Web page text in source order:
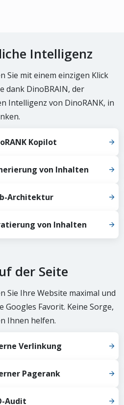
Konkurrenten.
Intelligenz
Sie mit einem einzigen Klick
dank DinoBRAIN, der
Intelligenz von DinoRANK, in
Kopilot
von Inhalten
Architektur
von Inhalten
der Seite
Sie Ihre Website maximal und
Googles Favorit. Keine Sorge,
Ihnen helfen.
Verlinkung
Pagerank
Audit